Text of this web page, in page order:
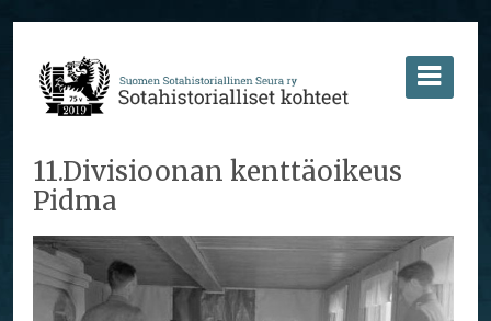
11.Divisioonan kenttäoikeus
Pidma